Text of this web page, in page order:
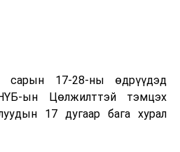
17-28-ны өдрүүдэд
ын Цөлжилттэй тэмцэх
17 дугаар бага хурал